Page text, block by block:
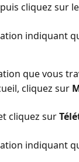
cliquez sur
indiquant
que vous
cliquez sur
cliquez sur
indiquant